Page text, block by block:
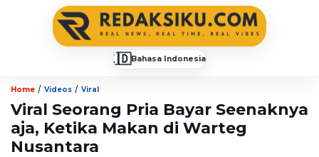
🇮🇩Bahasa Indonesia
Home / Videos / Viral
Viral Seorang Pria Bayar Seenaknya
aja, Ketika Makan di Warteg
Nusantara